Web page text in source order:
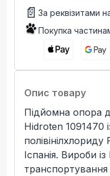
📄 За реквізитами
Покупка
Опис товару
Підйомна опора
Hidroten 1091470
Іспанія. Вироби